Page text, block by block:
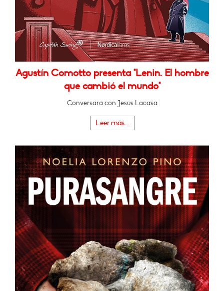
Agustín Comotto presenta "Lenin. El hombre
que cambió el mundo"
Conversará con Jesús Lacasa
Leer más...